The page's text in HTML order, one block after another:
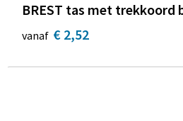
BREST tas met trekkoord
vanaf € 2,52